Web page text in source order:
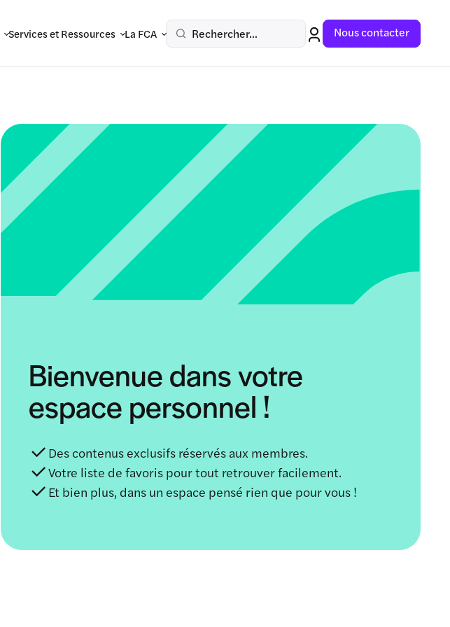
Services et Ressources La FCA Rechercher... Nous contacter
Bienvenue dans votre
espace personnel !
Des contenus exclusifs réservés aux membres.
Votre liste de favoris pour tout retrouver facilement.
Et bien plus, dans un espace pensé rien que pour vous !